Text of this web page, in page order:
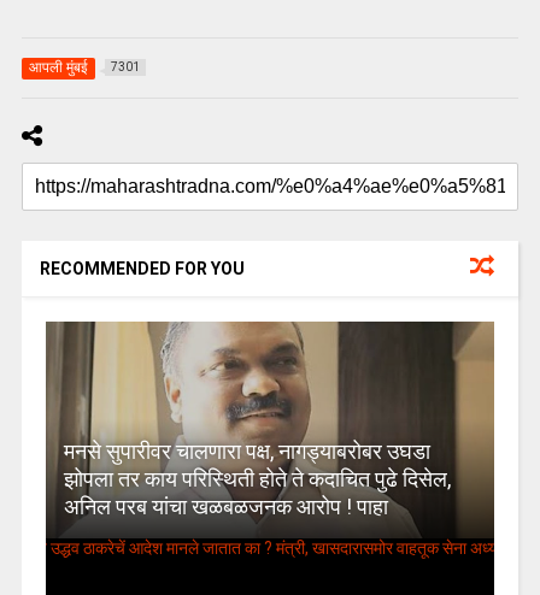
आपली मुंबई 7301
RECOMMENDED FOR YOU
मनसे सुपारीवर चालणारा पक्ष, नागड्याबरोबर उघडा
झोपला तर काय परिस्थिती होते ते कदाचित पुढे दिसेल,
अनिल परब यांचा खळबळजनक आरोप ! पाहा